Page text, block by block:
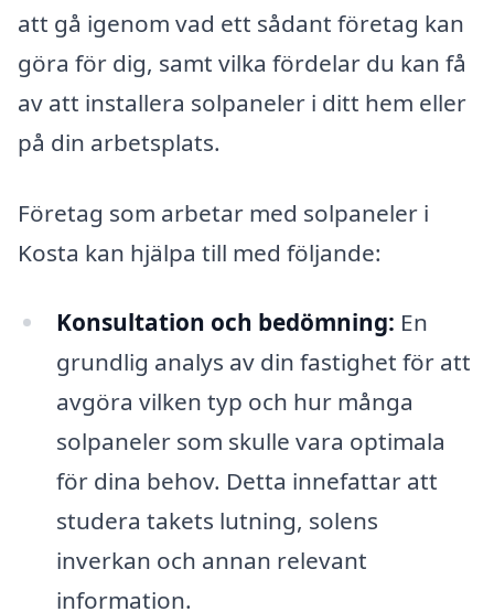
att gå igenom vad ett sådant företag kan
göra för dig, samt vilka fördelar du kan få
av att installera solpaneler i ditt hem eller
på din arbetsplats.
Företag som arbetar med solpaneler i
Kosta kan hjälpa till med följande:
Konsultation och bedömning: En
grundlig analys av din fastighet för att
avgöra vilken typ och hur många
solpaneler som skulle vara optimala
för dina behov. Detta innefattar att
studera takets lutning, solens
inverkan och annan relevant
information.